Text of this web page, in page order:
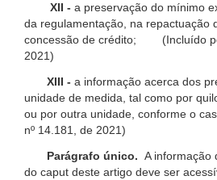
XII - a preservação do mínimo
da regulamentação, na repactuação
concessão de crédito; (Incluído
2021)
XIII - a informação acerca dos
unidade de medida, tal como por
ou por outra unidade, conforme o
nº 14.181, de 2021)
Parágrafo único. A informação
do caput deste artigo deve ser